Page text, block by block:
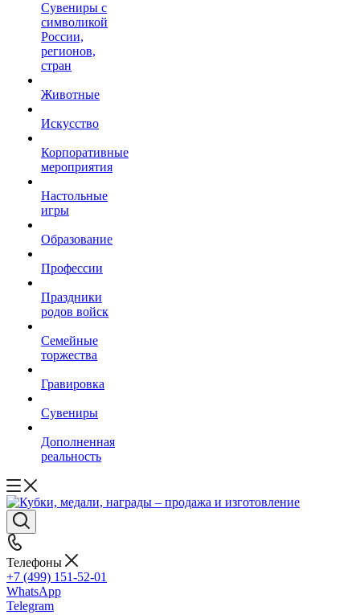
Сувениры с
символикой
России,
регионов,
стран
Животные
Искусство
Корпоративные
мероприятия
Настольные
игры
Образование
Профессии
Праздники
родов войск
Семейные
торжества
Гравировка
Сувениры
Дополненная
реальность
Телефоны
+7 (499) 151-52-01
WhatsApp
Telegram